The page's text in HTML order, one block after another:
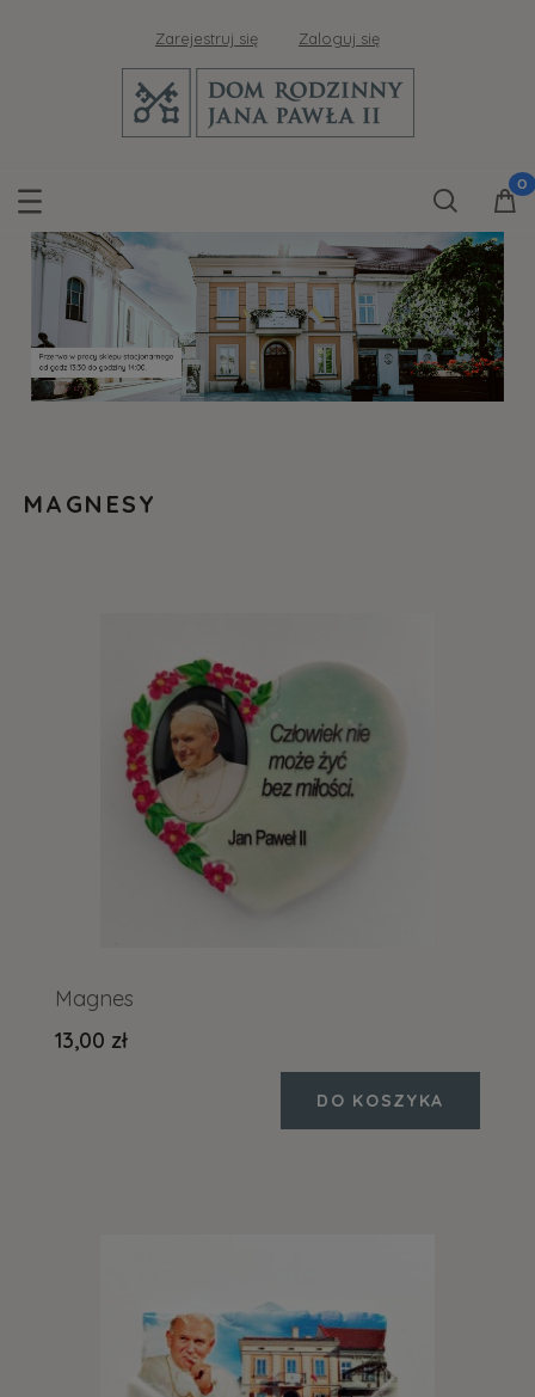
Zarejestruj się Zaloguj się
MAGNESY
Magnes
13,00 zł
DO KOSZYKA